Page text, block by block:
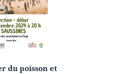
du poisson et